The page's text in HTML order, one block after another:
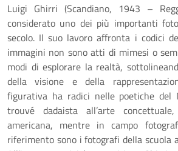
Luigi Ghirri (Scandiano, 1943 –
considerato uno dei più importanti
secolo. Il suo lavoro affronta i codici
immagini non sono atti di mimesi o
modi di esplorare la realtà,
della visione e della
figurativa ha radici nelle poetiche del
trouvé dadaista all’arte
americana, mentre in campo
riferimento sono i fotografi della scuola